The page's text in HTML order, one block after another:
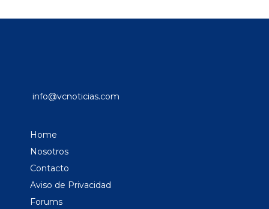
info@vcnoticias.com
Home
Nosotros
Contacto
Aviso de Privacidad
Forums